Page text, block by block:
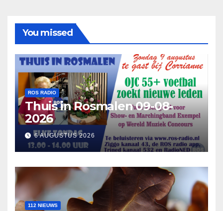
You missed
ROS RADIO
Thuis in Rosmalen 09-08-
2026
6 AUGUSTUS 2026
112 NIEUWS